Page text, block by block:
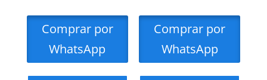
Comprar por
WhatsApp
Comprar por
WhatsApp